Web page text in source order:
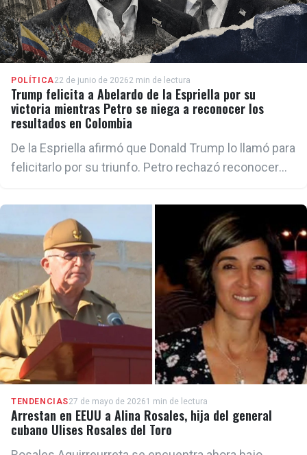
POLÍTICA22 de junio de 20262 min de lectura
Trump felicita a Abelardo de la Espriella por su
victoria mientras Petro se niega a reconocer los
resultados en Colombia
De la Espriella afirmó que Donald Trump lo llamó para
felicitarlo por su triunfo. Petro rechazó reconocer
TENDENCIAS27 de mayo de 20261 min de lectura
Arrestan en EEUU a Alina Rosales, hija del general
cubano Ulises Rosales del Toro